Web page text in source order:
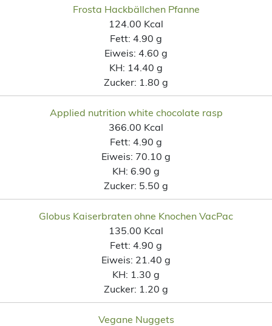
Frosta Hackbällchen Pfanne
124.00 Kcal
Fett: 4.90 g
Eiweis: 4.60 g
KH: 14.40 g
Zucker: 1.80 g
Applied nutrition white chocolate rasp
366.00 Kcal
Fett: 4.90 g
Eiweis: 70.10 g
KH: 6.90 g
Zucker: 5.50 g
Globus Kaiserbraten ohne Knochen VacPac
135.00 Kcal
Fett: 4.90 g
Eiweis: 21.40 g
KH: 1.30 g
Zucker: 1.20 g
Vegane Nuggets